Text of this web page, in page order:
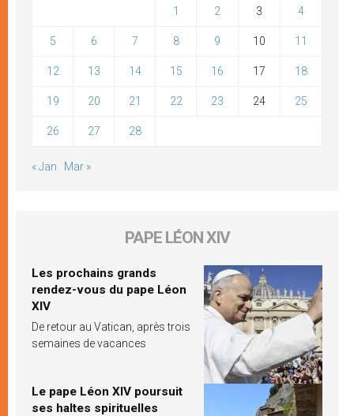
1 2 3 4
5 6 7 8 9 10 11
12 13 14 15 16 17 18
19 20 21 22 23 24 25
26 27 28
« Jan Mar »
PAPE LÉON XIV
Les prochains grands
rendez-vous du pape Léon
XIV
De retour au Vatican, après trois
semaines de vacances
Le pape Léon XIV poursuit
ses haltes spirituelles